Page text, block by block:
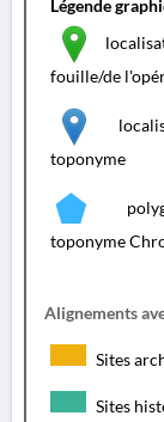
Légende
fouille/de
toponyme
toponyme
Alignements
Sites
Sites